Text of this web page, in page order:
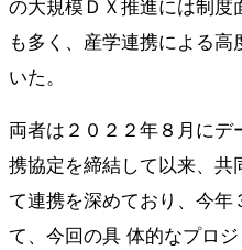
も多く、産学連携による
いた。
両者は２０２２年８月に
携協定を締結して以来、
て連携を深めており、今
て、今回の具 体的なプロジ